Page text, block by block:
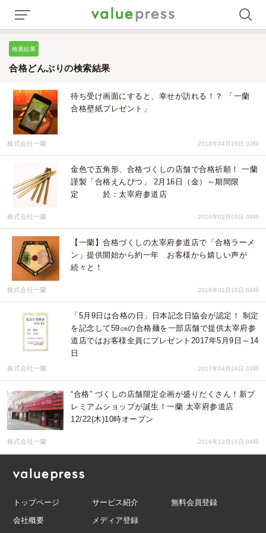
検索結果
合格どんぶりの検索結果
待ち受け画面にすると、幸せが訪れる！？ 「一蘭
合格壁紙プレゼント」
株式会社一蘭 2018年04月25日 02時
金色で五角形、合格づくしの店舗で合格祈願！ 一蘭
謹製「合格えんぴつ」 2月16日（金）～期間限
定 於：太宰府参道店
株式会社一蘭 2018年02月09日 09時
【一蘭】合格づくしの太宰府参道店で「合格ラーメ
ン」提供開始から約一年 お客様から嬉しい声が
続々と！
株式会社一蘭 2018年01月16日 04時
「5月9日は合格の日」日本記念日協会が認定！ 制定
を記念して59㎝の合格麺を一部店舗で提供太宰府参
道店ではお客様全員にプレゼント2017年5月9日～14
日
株式会社一蘭 2017年04月24日 03時
“合格” づくしの店舗限定企画が盛りだくさん！新プ
レミアムショップが誕生！一蘭 太宰府参道店
12/22(木)10時オープン
株式会社一蘭 2016年12月16日 04時
トップページ サービス紹介
無料会員登録
会社概要
メディア登録